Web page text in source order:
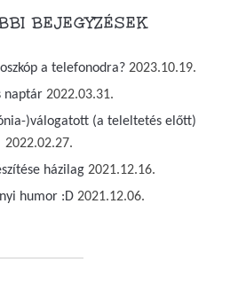
BEJEGYZÉSEK
a telefonodra? 2023.10.19.
naptár 2022.03.31.
)válogatott (a teleltetés előtt)
2022.02.27.
házilag 2021.12.16.
humor :D 2021.12.06.